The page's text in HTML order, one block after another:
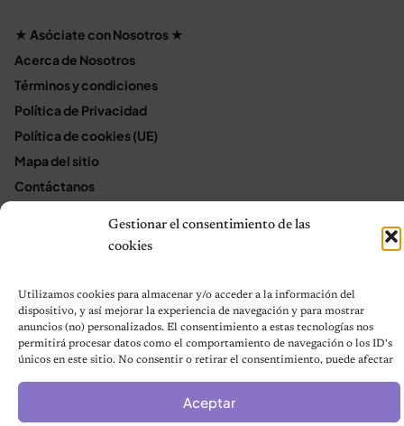
Gestionar el consentimiento de las
cookies
Utilizamos cookies para almacenar y/o acceder a la información del
dispositivo, y así mejorar la experiencia de navegación y para mostrar
anuncios (no) personalizados. El consentimiento a estas tecnologías nos
permitirá procesar datos como el comportamiento de navegación o los ID's
únicos en este sitio. No consentir o retirar el consentimiento, puede afectar
Aceptar
★ Asóciate con Nosotros ★
Acerca de Nosotros
Términos y condiciones
Política de Privacidad
Política de cookies (UE)
Mapa del sitio
Contáctanos
Política de privacidad